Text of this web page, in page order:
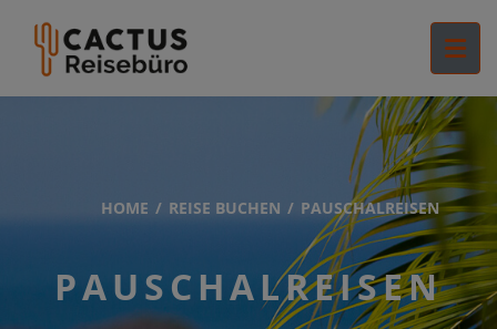
HOME REISE BUCHEN PAUSCHALREISEN
PAUSCHALREISEN